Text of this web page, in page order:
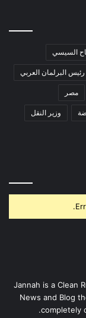
السيسي
رئيس البرلمان العربي
مصر
وزير النقل
Jannah is a Clean
News and Blog
completely